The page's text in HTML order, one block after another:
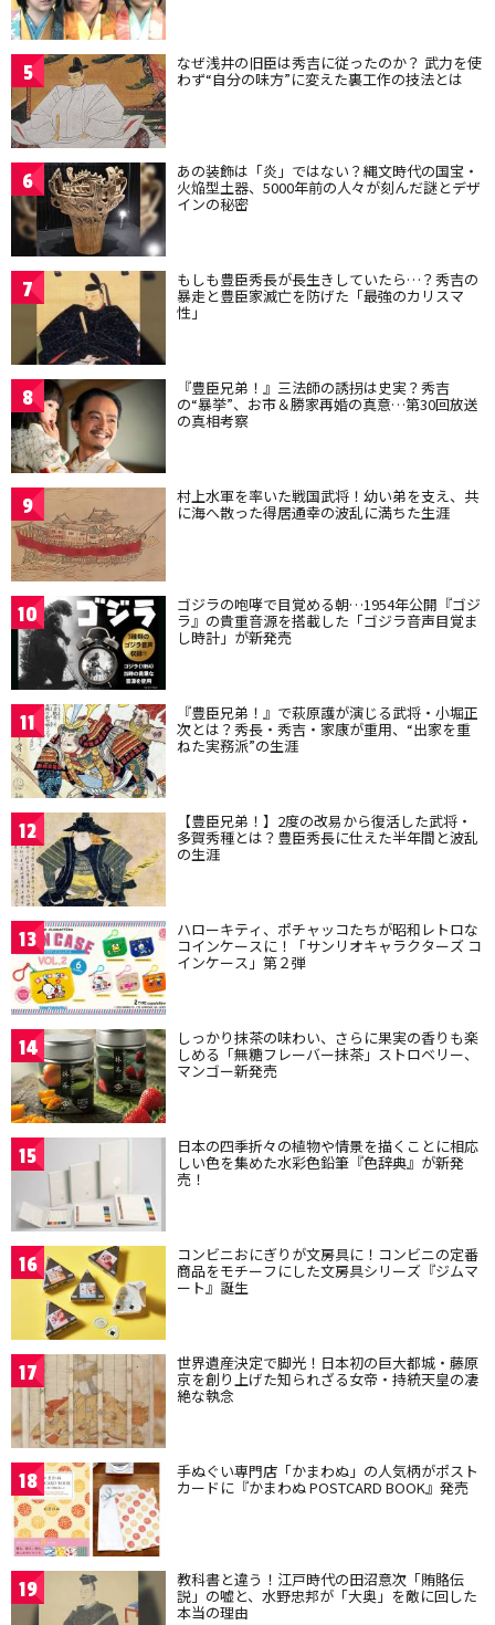
5 なぜ浅井の旧臣は秀吉に従ったのか？ 武力を使
わず“自分の味方”に変えた裏工作の技法とは
6 あの装飾は「炎」ではない？縄文時代の国宝・
火焔型土器、5000年前の人々が刻んだ謎とデザ
インの秘密
7 もしも豊臣秀長が長生きしていたら…？秀吉の
暴走と豊臣家滅亡を防げた「最強のカリスマ
性」
8 『豊臣兄弟！』三法師の誘拐は史実？秀吉
の“暴挙”、お市＆勝家再婚の真意…第30回放送
の真相考察
9 村上水軍を率いた戦国武将！幼い弟を支え、共
に海へ散った得居通幸の波乱に満ちた生涯
10 ゴジラの咆哮で目覚める朝…1954年公開『ゴジ
ラ』の貴重音源を搭載した「ゴジラ音声目覚ま
し時計」が新発売
11 『豊臣兄弟！』で萩原護が演じる武将・小堀正
次とは？秀長・秀吉・家康が重用、“出家を重
ねた実務派”の生涯
12 【豊臣兄弟！】2度の改易から復活した武将・
多賀秀種とは？豊臣秀長に仕えた半年間と波乱
の生涯
13 ハローキティ、ポチャッコたちが昭和レトロな
コインケースに！「サンリオキャラクターズ コ
インケース」第２弾
14 しっかり抹茶の味わい、さらに果実の香りも楽
しめる「無糖フレーバー抹茶」ストロベリー、
マンゴー新発売
15 日本の四季折々の植物や情景を描くことに相応
しい色を集めた水彩色鉛筆『色辞典』が新発
売！
16 コンビニおにぎりが文房具に！コンビニの定番
商品をモチーフにした文房具シリーズ『ジムマ
ート』誕生
17 世界遺産決定で脚光！日本初の巨大都城・藤原
京を創り上げた知られざる女帝・持統天皇の凄
絶な執念
18 手ぬぐい専門店「かまわぬ」の人気柄がポスト
カードに『かまわぬ POSTCARD BOOK』発売
19 教科書と違う！江戸時代の田沼意次「賄賂伝
説」の嘘と、水野忠邦が「大奥」を敵に回した
本当の理由